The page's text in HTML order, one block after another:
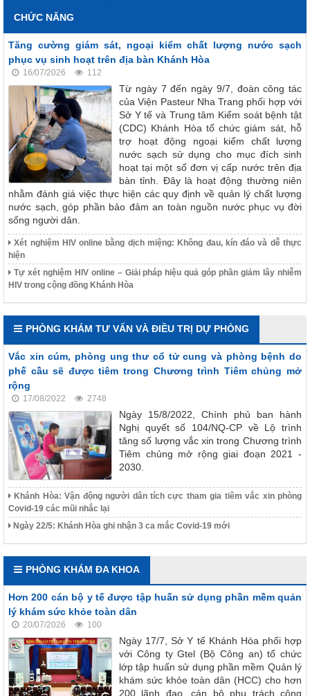
CHỨC NĂNG
Tăng cường giám sát, ngoại kiểm chất lượng nước sạch
phục vụ sinh hoạt trên địa bàn Khánh Hòa
16/07/2026 112
Từ ngày 7 đến ngày 9/7, đoàn công tác
của Viện Pasteur Nha Trang phối hợp với
Sở Y tế và Trung tâm Kiểm soát bệnh tật
(CDC) Khánh Hòa tổ chức giám sát, hỗ
trợ hoạt động ngoại kiểm chất lượng
nước sạch sử dụng cho mục đích sinh
hoạt tại một số đơn vị cấp nước trên địa
bàn tỉnh. Đây là hoạt động thường niên
nhằm đánh giá việc thực hiện các quy định về quản lý chất lượng
nước sạch, góp phần bảo đảm an toàn nguồn nước phục vụ đời
sống người dân.
Xét nghiệm HIV online bằng dịch miệng: Không đau, kín đáo và dễ thực
hiện
Tự xét nghiệm HIV online – Giải pháp hiệu quả góp phần giảm lây nhiễm
HIV trong cộng đồng Khánh Hòa
PHÒNG KHÁM TƯ VẤN VÀ ĐIỀU TRỊ DỰ PHÒNG
Vắc xin cúm, phòng ung thư cổ tử cung và phòng bệnh do
phế cầu sẽ được tiêm trong Chương trình Tiêm chủng mở
rộng
17/08/2022 2748
Ngày 15/8/2022, Chính phủ ban hành
Nghị quyết số 104/NQ-CP về Lộ trình
tăng số lượng vắc xin trong Chương trình
Tiêm chủng mở rộng giai đoạn 2021 -
2030.
Khánh Hòa: Vận động người dân tích cực tham gia tiêm vắc xin phòng
Covid-19 các mũi nhắc lại
Ngày 22/5: Khánh Hòa ghi nhận 3 ca mắc Covid-19 mới
PHÒNG KHÁM ĐA KHOA
Hơn 200 cán bộ y tế được tập huấn sử dụng phần mềm quản
lý khám sức khỏe toàn dân
20/07/2026 100
Ngày 17/7, Sở Y tế Khánh Hòa phối hợp
với Công ty Gtel (Bộ Công an) tổ chức
lớp tập huấn sử dụng phần mềm Quản lý
khám sức khỏe toàn dân (HCC) cho hơn
200 lãnh đạo, cán bộ phụ trách công